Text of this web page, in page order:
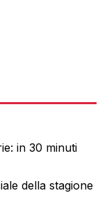
in 30 minuti
della stagione